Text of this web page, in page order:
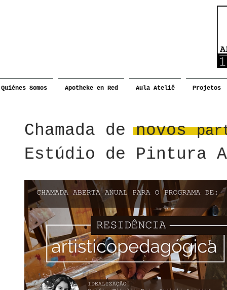
Quiénes Somos Apotheke en Red Aula Ateliê Projetos
Chamada de novos
Estúdio de Pintura